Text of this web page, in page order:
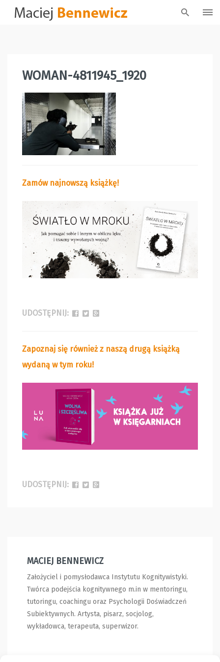
WOMAN-4811945_1920
Zamów najnowszą książkę!
UDOSTĘPNIJ:
Zapoznaj się również z naszą drugą książką
wydaną w tym roku!
UDOSTĘPNIJ:
MACIEJ BENNEWICZ
Założyciel i pomysłodawca Instytutu Kognitywistyki.
Twórca podejścia kognitywnego m.in w mentoringu,
tutoringu, coachingu oraz Psychologii Doświadczeń
Subiektywnych. Artysta, pisarz, socjolog,
wykładowca, terapeuta, superwizor.